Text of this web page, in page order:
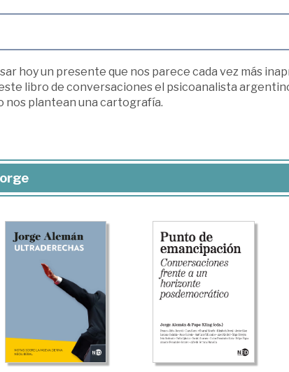
hoy un presente que nos parece cada vez más
libro de conversaciones el psicoanalista
nos plantean una cartografía.